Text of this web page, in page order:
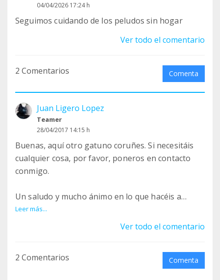
04/04/2026 17:24 h
Seguimos cuidando de los peludos sin hogar
Ver todo el comentario
2 Comentarios Comenta
Juan Ligero Lopez
Teamer
28/04/2017 14:15 h
Buenas, aquí otro gatuno coruñes. Si necesitáis
cualquier cosa, por favor, poneros en contacto
conmigo.
Un saludo y mucho ánimo en lo que hacéis a
diario.
Leer más...
Ver todo el comentario
2 Comentarios Comenta